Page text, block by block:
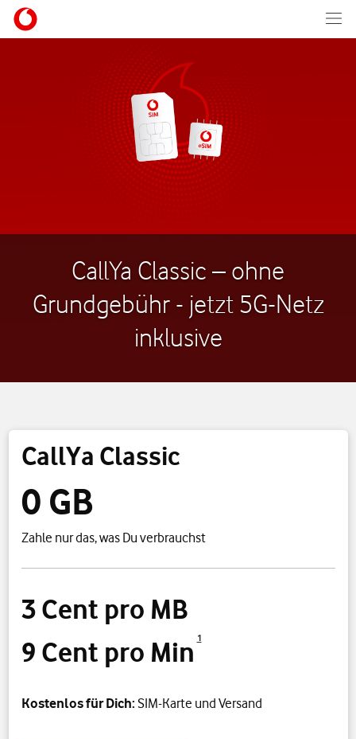
CallYa Classic – ohne
Grundgebühr - jetzt 5G-Netz
inklusive
CallYa Classic
0 GB
Zahle nur das, was Du verbrauchst
3 Cent pro MB
9 Cent pro Min 1
Kostenlos für Dich: SIM-Karte und Versand